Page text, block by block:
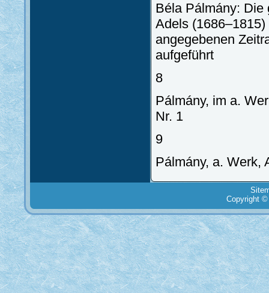
Béla Pálmány: Die
Adels
angegebenen
aufgeführt
8
Pálmány, im a.
Nr. 1
9
Pálmány, a. Werk,
Copyright ©